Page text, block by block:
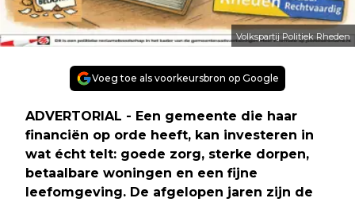
Volkspartij Politiek Rheden
Voeg toe als voorkeursbron op Google
ADVERTORIAL - Een gemeente die haar
financiën op orde heeft, kan investeren in
wat écht telt: goede zorg, sterke dorpen,
betaalbare woningen en een fijne
leefomgeving. De afgelopen jaren zijn de